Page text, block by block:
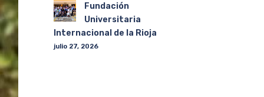
Fundación
Universitaria
Internacional de la Rioja
julio 27, 2026